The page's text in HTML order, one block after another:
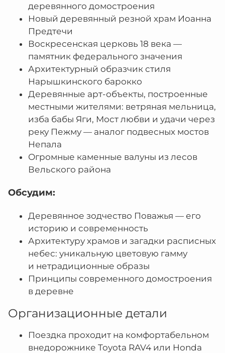
деревянного домостроения
Новый деревянный резной храм Иоанна
Предтечи
Воскресенская церковь 18 века —
памятник федерального значения
Архитектурный образчик стиля
Нарышкинского барокко
Деревянные арт-объекты, построенные
местными жителями: ветряная мельница,
изба бабы Яги, Мост любви и удачи через
реку Пежму — аналог подвесных мостов
Непала
Огромные каменные валуны из лесов
Вельского района
Обсудим:
Деревянное зодчество Поважья — его
историю и современность
Архитектуру храмов и загадки расписных
небес: уникальную цветовую гамму
и нетрадиционные образы
Принципы современного домостроения
в деревне
Организационные детали
Поездка проходит на комфортабельном
внедорожнике Toyota RAV4 или Honda